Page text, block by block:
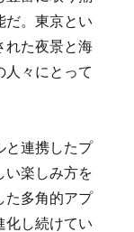
だ。東京とい
れた夜景と海
人々にとって
と連携したプ
い楽しみ方を
た多角的アプ
化し続けてい